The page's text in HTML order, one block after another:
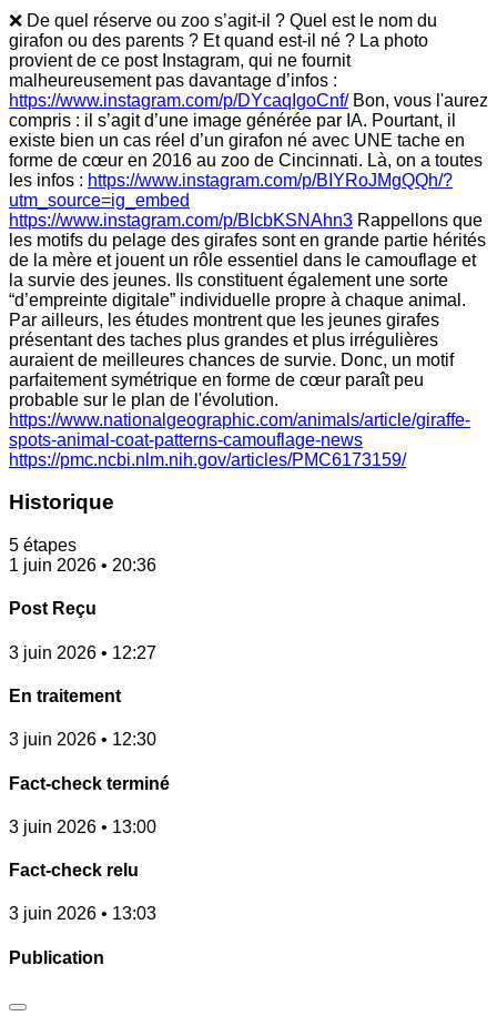
❌ De quel réserve ou zoo s’agit-il ? Quel est le nom du
girafon ou des parents ? Et quand est-il né ? La photo
provient de ce post Instagram, qui ne fournit
malheureusement pas davantage d’infos :
https://www.instagram.com/p/DYcaqIgoCnf/Bon, vous l'aurez
compris : il s’agit d’une image générée par IA. Pourtant, il
existe bien un cas réel d’un girafon né avec UNE tache en
forme de cœur en 2016 au zoo de Cincinnati. Là, on a toutes
les infos : https://www.instagram.com/p/BIYRoJMgQQh/?
utm_source=ig_embed
https://www.instagram.com/p/BIcbKSNAhn3 Rappellons que
les motifs du pelage des girafes sont en grande partie hérités
de la mère et jouent un rôle essentiel dans le camouflage et
la survie des jeunes. Ils constituent également une sorte
“d’empreinte digitale” individuelle propre à chaque animal.
Par ailleurs, les études montrent que les jeunes girafes
présentant des taches plus grandes et plus irrégulières
auraient de meilleures chances de survie. Donc, un motif
parfaitement symétrique en forme de cœur paraît peu
probable sur le plan de l'évolution.
https://www.nationalgeographic.com/animals/article/giraffe-
spots-animal-coat-patterns-camouflage-news
https://pmc.ncbi.nlm.nih.gov/articles/PMC6173159/
Historique
5 étapes
1 juin 2026 • 20:36
Post Reçu
3 juin 2026 • 12:27
En traitement
3 juin 2026 • 12:30
Fact-check terminé
3 juin 2026 • 13:00
Fact-check relu
3 juin 2026 • 13:03
Publication